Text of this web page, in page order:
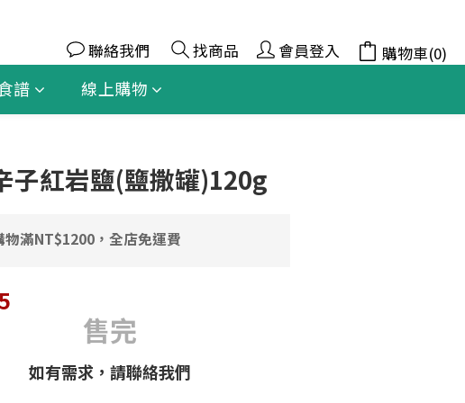
聯絡我們 找商品 會員登入 購物車(0)
譜 線上購物
子紅岩鹽(鹽撒罐)120g
物滿NT$1200，全店免運費
售完